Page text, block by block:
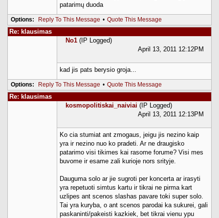
patarimų duoda
Options: Reply To This Message • Quote This Message
Re: klausimas
No1 (IP Logged)
April 13, 2011 12:12PM
kad jis pats berysio groja...
Options: Reply To This Message • Quote This Message
Re: klausimas
kosmopolitiskai_naiviai (IP Logged)
April 13, 2011 12:13PM
Ko cia stumiat ant zmogaus, jeigu jis nezino kaip
yra ir nezino nuo ko pradeti. Ar ne draugisko
patarimo visi tikimes kai rasome forume? Visi mes
buvome ir esame zali kurioje nors srityje.
Dauguma solo ar jie sugroti per koncerta ar irasyti
yra repetuoti simtus kartu ir tikrai ne pirma kart
uzlipes ant scenos slashas pavare toki super solo.
Tai yra kuryba, o ant scenos parodai ka sukurei, gali
paskaninti/pakeisti kazkiek, bet tikrai vienu ypu